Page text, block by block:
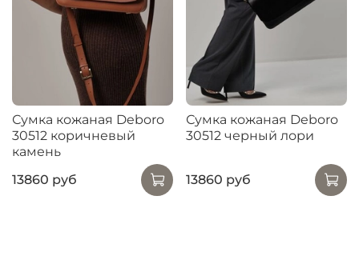
Сумка кожаная Deboro
30512 коричневый
камень
13860 руб
Сумка кожаная Deboro
30512 черный лори
13860 руб